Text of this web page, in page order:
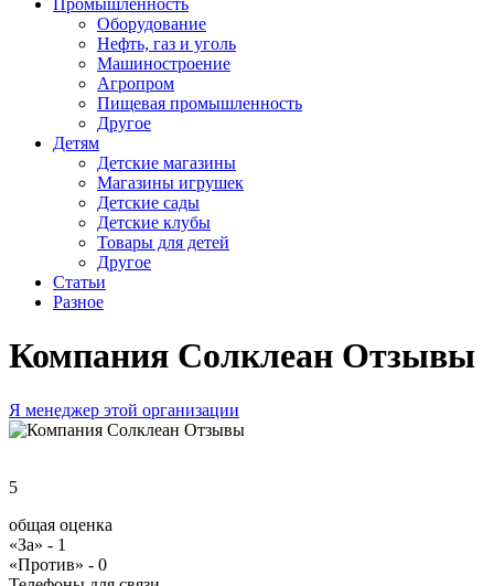
Промышленность
Оборудование
Нефть, газ и уголь
Машиностроение
Агропром
Пищевая промышленность
Другое
Детям
Детские магазины
Магазины игрушек
Детские сады
Детские клубы
Товары для детей
Другое
Статьи
Разное
Компания Солклеан Отзывы
Я менеджер этой организации
5
общая оценка
«За» - 1
«Против» - 0